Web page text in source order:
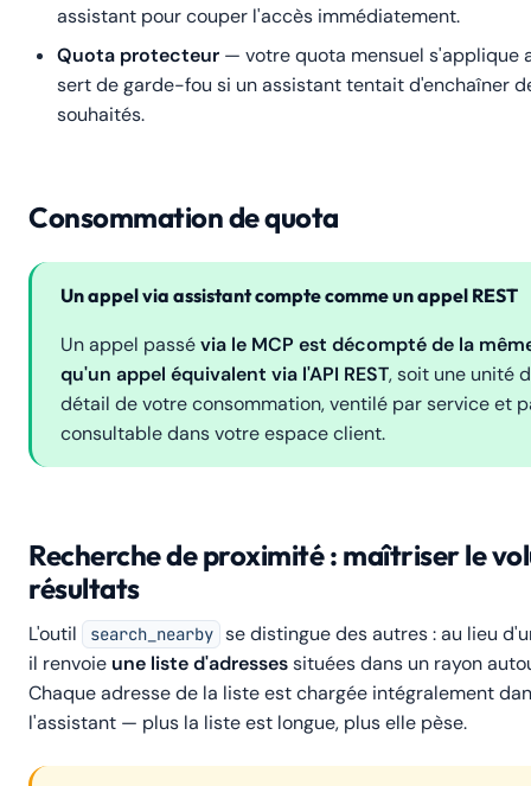
assistant pour couper l'accès immédiatement.
Quota protecteur — votre quota mensuel s'applique
sert de garde-fou si un assistant tentait d'enchaîner
souhaités.
Consommation de quota
Un appel via assistant compte comme un appel REST
Un appel passévia le MCP est décompté de la
qu'un appel équivalent via l'API REST, soit une unité
détail de votre consommation, ventilé par service et
consultable dans votre espace client.
Recherche de proximité : maîtriser le
résultats
L'outil search_nearby se distingue des autres : au lieu
il renvoie une liste d'adressessituées dans un rayon
Chaque adresse de la liste est chargée intégralement
l'assistant — plus la liste est longue, plus elle pèse.